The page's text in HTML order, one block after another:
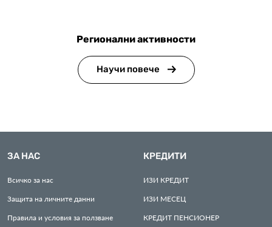
Регионални активности
Научи повече
ЗА НАС
Всичко за нас
Защита на личните данни
Правила и условия за ползване
КРЕДИТИ
ИЗИ КРЕДИТ
ИЗИ МЕСЕЦ
КРЕДИТ ПЕНСИОНЕР